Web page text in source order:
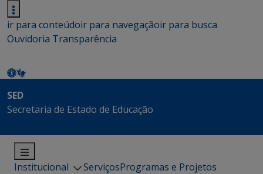
ir para conteúdoir para navegaçãoir para busca
Ouvidoria Transparência
SED
Secretaria de Estado de Educação
Institucional ServiçosProgramas e Projetos